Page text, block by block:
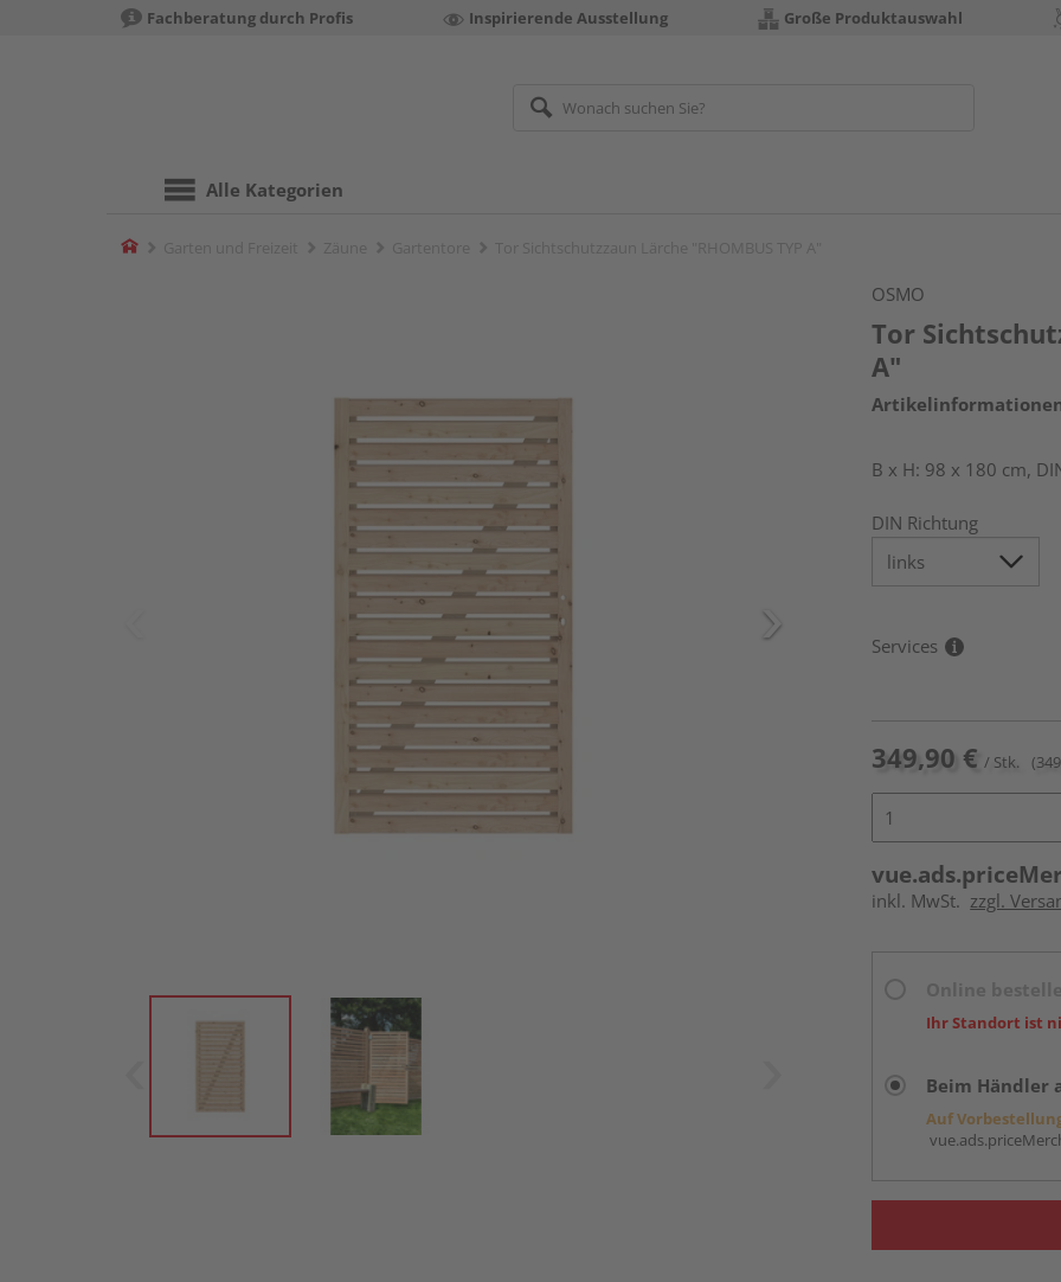
Fachberatung durch Profis Inspirierende Ausstellung Große Produktauswahl
Alle Kategorien
Home
OSMO
Tor
A"
B x H: 98 x 180 cm,
DIN Richtung
Services
349,90 € / Stk.
inkl. MwSt. zzgl.
Ihr Standort ist
Beim Händler
Auf